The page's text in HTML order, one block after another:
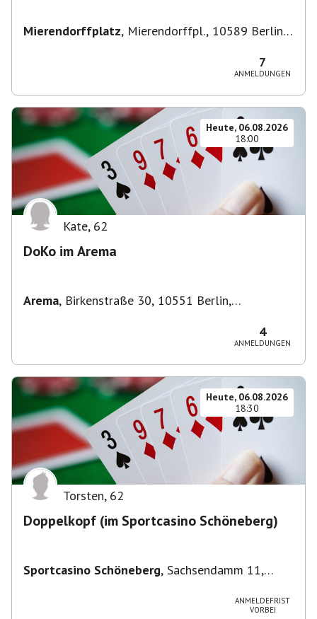
Mierendorffplatz, Mierendorffpl., 10589 Berlin-
7
ANMELDUNGEN
Heute, 06.08.2026
18:00
Kate, 62
DoKo im Arema
Arema, Birkenstraße 30, 10551 Berlin,
4
ANMELDUNGEN
Heute, 06.08.2026
18:30
Torsten, 62
Doppelkopf (im Sportcasino Schöneberg)
Sportcasino Schöneberg, Sachsendamm 11,
ANMELDEFRIST
VORBEI